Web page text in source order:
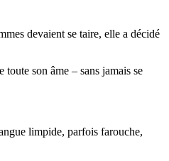
devaient se taire, elle a décidé
son âme – sans jamais se
limpide, parfois farouche,